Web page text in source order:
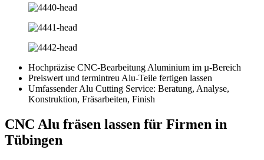
Hochpräzise CNC-Bearbeitung Aluminium im µ-Bereich
Preiswert und termintreu Alu-Teile fertigen lassen
Umfassender Alu Cutting Service: Beratung, Analyse,
Konstruktion, Fräsarbeiten, Finish
CNC Alu fräsen lassen für Firmen in
Tübingen